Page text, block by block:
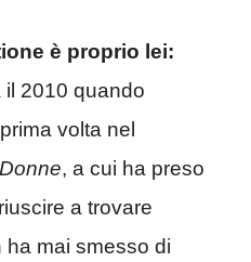
è proprio lei:
il 2010 quando
volta nel
, a cui ha preso
a trovare
ha mai smesso di